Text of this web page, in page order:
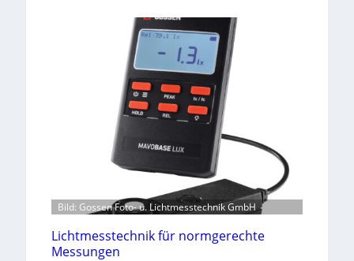
Bild: Gossen Foto- u. Lichtmesstechnik GmbH
Lichtmesstechnik für normgerechte
Messungen